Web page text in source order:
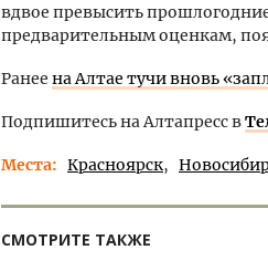
вдвое превысить
предварительным оценкам,
Ранее на Алтае тучи вновь
Подпишитесь на Алтапресс в
Места Красноярск
СМОТРИТЕ ТАКЖЕ